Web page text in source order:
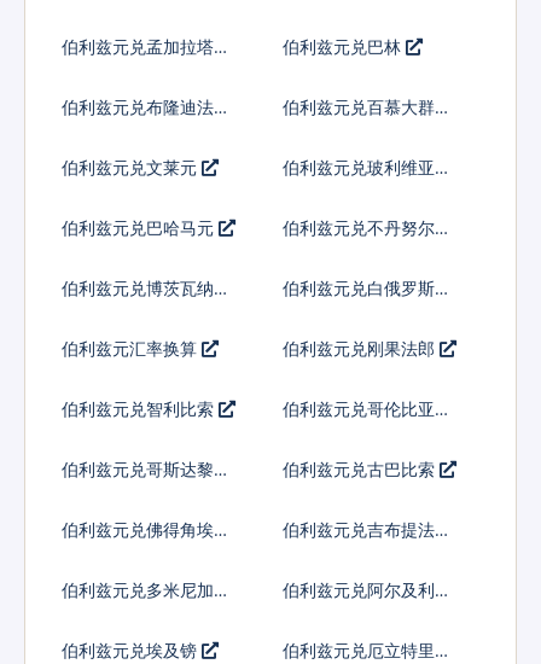
伯利兹元兑孟加拉塔卡 伯利兹元兑巴林
伯利兹元兑布隆迪法郎
伯利兹元兑百慕大群岛
伯利兹元兑文莱元 伯利兹元兑玻利维亚诺
伯利兹元兑巴哈马元
伯利兹元兑不丹努尔特
伯利兹元兑博茨瓦纳普
伯利兹元兑白俄罗斯卢
伯利兹元汇率换算 伯利兹元兑刚果法郎
伯利兹元兑智利比索
伯利兹元兑哥伦比亚比
伯利兹元兑哥斯达黎加
伯利兹元兑古巴比索
伯利兹元兑佛得角埃斯
伯利兹元兑吉布提法郎
伯利兹元兑多米尼加比
伯利兹元兑阿尔及利亚
伯利兹元兑埃及镑
伯利兹元兑厄立特里亚